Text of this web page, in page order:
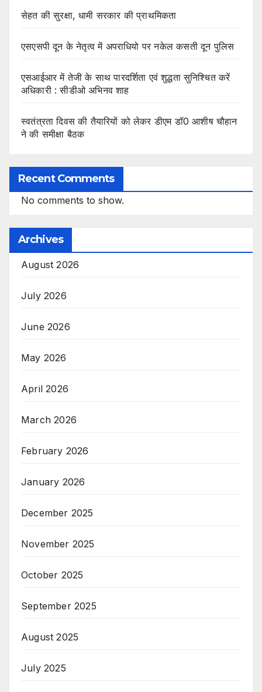
सेहत की सुरक्षा, धामी सरकार की प्राथमिकता
एसएसपी दून के नेतृत्व में अपराधियो पर नकेल कसती दून पुलिस
एसआईआर में तेजी के साथ पारदर्शिता एवं शुद्धता सुनिश्चित करें
अधिकारी : सीडीओ अभिनव शाह
स्वतंत्रता दिवस की तैयारियों को लेकर डीएम डॉ0 आशीष चौहान
ने की समीक्षा बैठक
Recent Comments
No comments to show.
Archives
August 2026
July 2026
June 2026
May 2026
April 2026
March 2026
February 2026
January 2026
December 2025
November 2025
October 2025
September 2025
August 2025
July 2025